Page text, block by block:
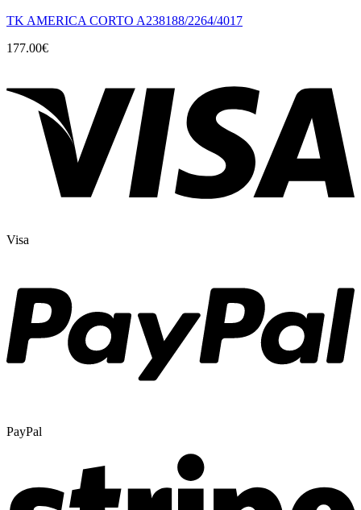
TK AMERICA CORTO A238188/2264/4017
177.00€
Visa
PayPal